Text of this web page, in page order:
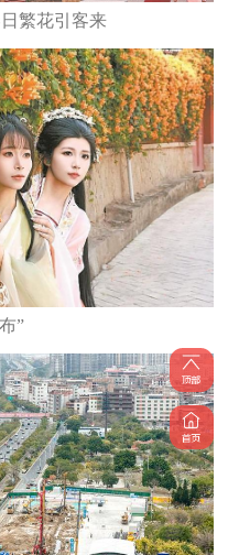
繁花引客来
”